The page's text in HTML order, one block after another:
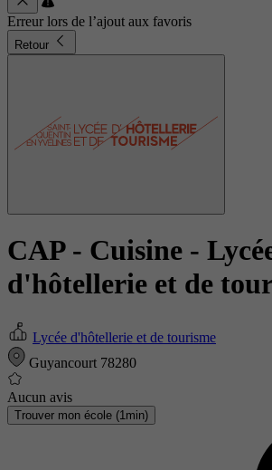
Erreur lors de l’ajout aux favoris
Retour
CAP - Cuisine -
d'hôtellerie et de
Lycée d'hôtellerie et de tourisme
Guyancourt 78280
Aucun avis
Trouver mon école (1min)